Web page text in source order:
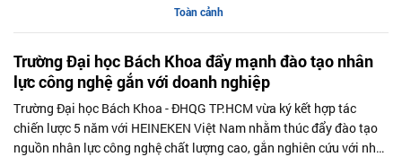
Toàn cảnh
Trường Đại học Bách Khoa đẩy mạnh đào tạo nhân
lực công nghệ gắn với doanh nghiệp
Trường Đại học Bách Khoa - ĐHQG TP.HCM vừa ký kết hợp tác
chiến lược 5 năm với HEINEKEN Việt Nam nhằm thúc đẩy đào tạo
nguồn nhân lực công nghệ chất lượng cao, gắn nghiên cứu với nhu